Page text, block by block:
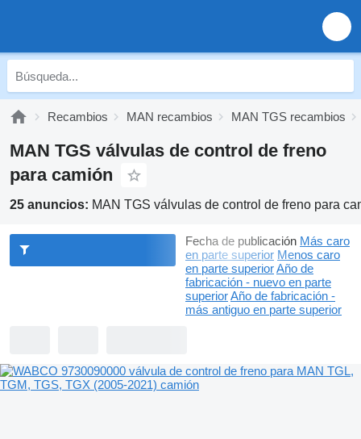
Recambios MAN recambios MAN TGS recambios
MAN TGS válvulas de control de freno
para camión
25 anuncios: MAN TGS válvulas de control de freno para
Fecha de publicación Más caro
en parte superior Menos caro
en parte superiorAño de
fabricación - nuevo en parte
superiorAño de fabricación -
más antiguo en parte superior